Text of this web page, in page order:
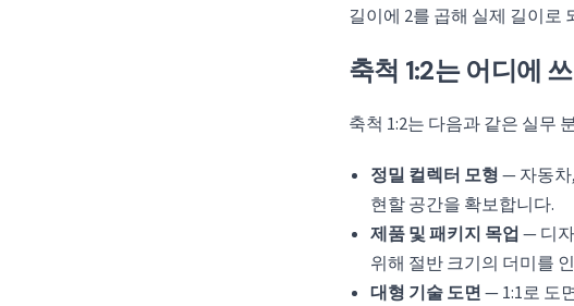
길이에 2를 곱해 실제 길이로
축척 1:2는 어디에
축척 1:2는 다음과 같은 실무
정밀 컬렉터 모형— 자동차
현할 공간을 확보합니다.
제품 및 패키지 목업 — 디
위해 절반 크기의 더미를
대형 기술 도면— 1:1로 도